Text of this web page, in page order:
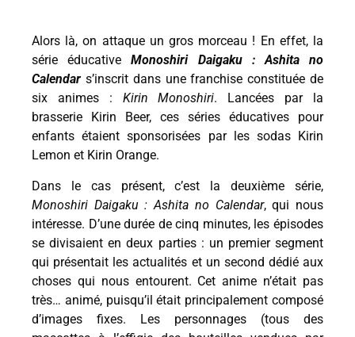
Alors là, on attaque un gros morceau ! En effet, la
série éducativeMonoshiri Daigaku : Ashita no
Calendar s’inscrit dans une franchise constituée de
six animes : Kirin Monoshiri. Lancées par la
brasserie Kirin Beer, ces séries éducatives pour
enfants étaient sponsorisées par les sodas Kirin
Lemon et Kirin Orange.
Dans le cas présent, c’est la deuxième série,
Monoshiri Daigaku : Ashita no Calendar, qui nous
intéresse. D’une durée de cinq minutes, les épisodes
se divisaient en deux parties : un premier segment
qui présentait les actualités et un second dédié aux
choses qui nous entourent. Cet anime n’était pas
très… animé, puisqu’il était principalement composé
d’images fixes. Les personnages (tous des